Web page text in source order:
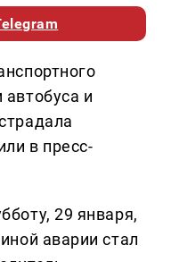
и
в пресс-
29 января,
аварии стал